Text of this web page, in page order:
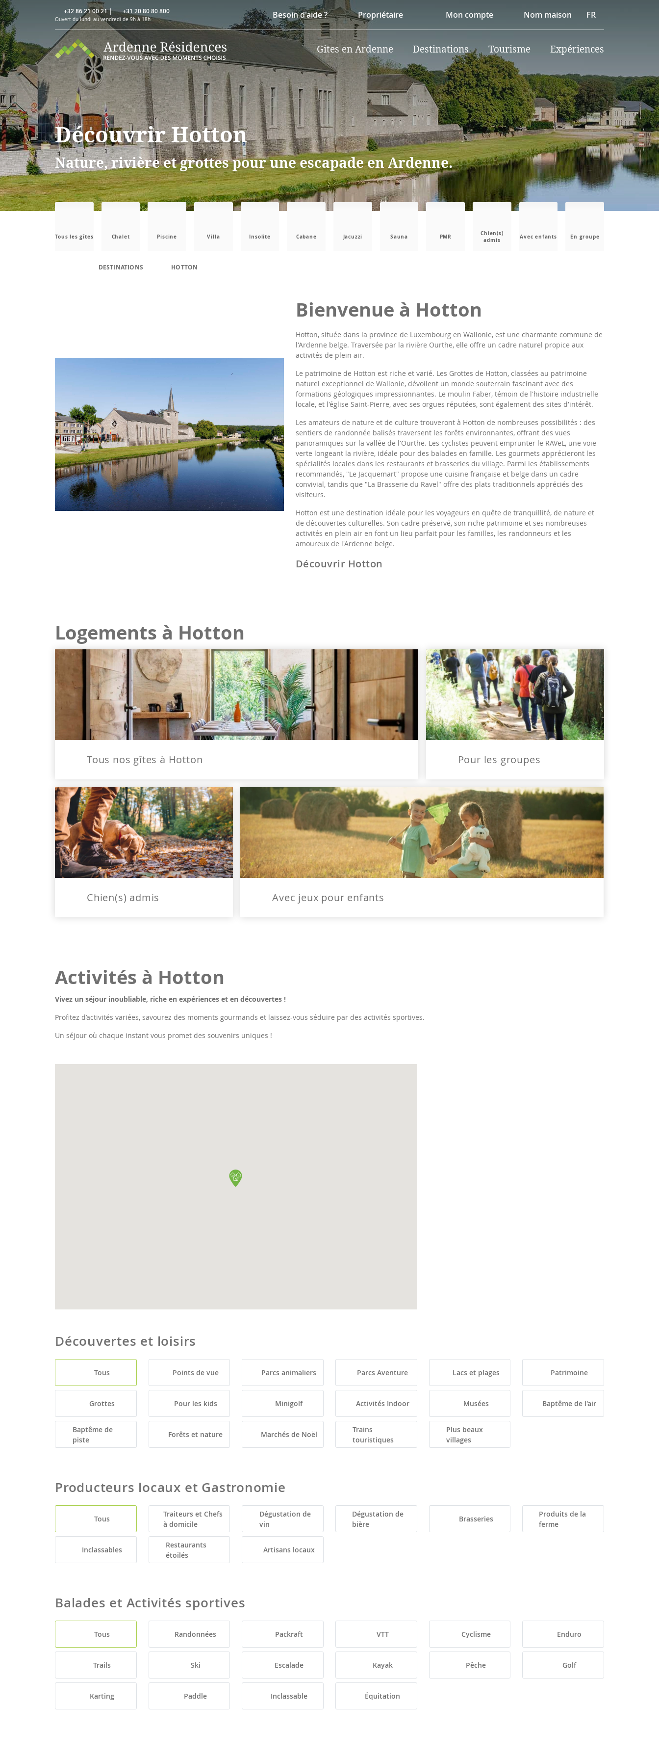
+32 86 21 00 21| +31 20 80 80 800
Ouvert du lundi au vendredi de 9h à 18h Besoin d'aide ? Propriétaire Mon compte Nom maison FR
Gites en Ardenne Destinations Tourisme Expériences
Découvrir Hotton
Nature, rivière et grottes pour une escapade en Ardenne.
Tous les gîtes Chalet Piscine Villa Insolite Cabane Jacuzzi Sauna PMR
Chien(s)
admis
Avec enfants En groupe
DESTINATIONS HOTTON
Bienvenue à Hotton
Hotton, située dans la province de Luxembourg en Wallonie, est une charmante commune de
l'Ardenne belge. Traversée par la rivière Ourthe, elle offre un cadre naturel propice aux
activités de plein air.
Le patrimoine de Hotton est riche et varié. Les Grottes de Hotton, classées au patrimoine
naturel exceptionnel de Wallonie, dévoilent un monde souterrain fascinant avec des
formations géologiques impressionnantes. Le moulin Faber, témoin de l'histoire industrielle
locale, et l'église Saint-Pierre, avec ses orgues réputées, sont également des sites d'intérêt.
Les amateurs de nature et de culture trouveront à Hotton de nombreuses possibilités : des
sentiers de randonnée balisés traversent les forêts environnantes, offrant des vues
panoramiques sur la vallée de l'Ourthe. Les cyclistes peuvent emprunter le RAVeL, une voie
verte longeant la rivière, idéale pour des balades en famille. Les gourmets apprécieront les
spécialités locales dans les restaurants et brasseries du village. Parmi les établissements
recommandés, "Le Jacquemart" propose une cuisine française et belge dans un cadre
convivial, tandis que "La Brasserie du Ravel" offre des plats traditionnels appréciés des
visiteurs.
Hotton est une destination idéale pour les voyageurs en quête de tranquillité, de nature et
de découvertes culturelles. Son cadre préservé, son riche patrimoine et ses nombreuses
activités en plein air en font un lieu parfait pour les familles, les randonneurs et les
amoureux de l'Ardenne belge.
Découvrir Hotton
Logements à Hotton
Tous nos gîtes à Hotton Pour les groupes
Chien(s) admis Avec jeux pour enfants
Activités à Hotton
Vivez un séjour inoubliable, riche en expériences et en découvertes !
Profitez d’activités variées, savourez des moments gourmands et laissez-vous séduire par des activités sportives.
Un séjour où chaque instant vous promet des souvenirs uniques !
Découvertes et loisirs
Tous Points de vue Parcs animaliers Parcs Aventure Lacs et plages Patrimoine
Grottes Pour les kids Minigolf Activités Indoor Musées Baptême de l'air
Baptême de
piste
Forêts et nature Marchés de Noël
Trains
touristiques
Plus beaux
villages
Producteurs locaux et Gastronomie
Tous
Traiteurs et Chefs
à domicile
Dégustation de
vin
Dégustation de
bière
Brasseries
Produits de la
ferme
Inclassables
Restaurants
étoilés
Artisans locaux
Balades et Activités sportives
Tous Randonnées Packraft VTT Cyclisme Enduro
Trails Ski Escalade Kayak Pêche Golf
Karting Paddle Inclassable Équitation